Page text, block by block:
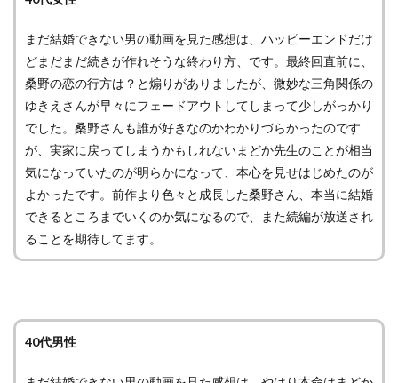
まだ結婚できない男の動画を見た感想は、ハッピーエンドだけ
どまだまだ続きが作れそうな終わり方、です。最終回直前に、
桑野の恋の行方は？と煽りがありましたが、微妙な三角関係の
ゆきえさんが早々にフェードアウトしてしまって少しがっかり
でした。桑野さんも誰が好きなのかわかりづらかったのです
が、実家に戻ってしまうかもしれないまどか先生のことが相当
気になっていたのが明らかになって、本心を見せはじめたのが
よかったです。前作より色々と成長した桑野さん、本当に結婚
できるところまでいくのか気になるので、また続編が放送され
ることを期待してます。
40代男性